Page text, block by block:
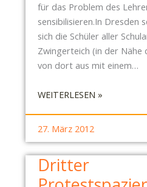
T
E
D
H
für das Problem des
sensibilisieren.In Dresden
sich die Schüler aller
Zwingerteich (in der Nähe
von dort aus mit einem…
WEITERLESEN »:
T
T
27. März 2012
Dritter